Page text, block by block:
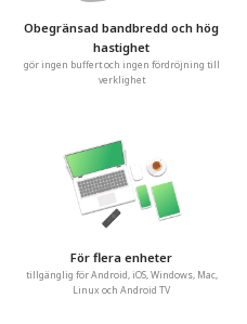
Obegränsad bandbredd och hög
hastighet
gör ingen buffert och ingen fördröjning till
verklighet
För flera enheter
tillgänglig för Android, iOS, Windows, Mac,
Linux och Android TV